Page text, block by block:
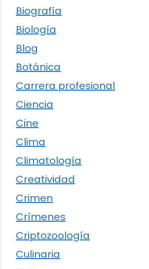
Biografía
Biología
Blog
Botánica
Carrera profesional
Ciencia
Cine
Clima
Climatología
Creatividad
Crimen
Crímenes
Criptozoología
Culinaria